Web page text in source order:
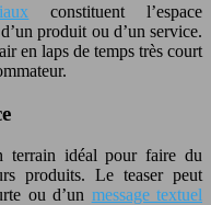
constituent l’espace
produit ou d’un service.
en laps de temps très court
terrain idéal pour faire du
produits. Le teaser peut
ou d’un message textuel